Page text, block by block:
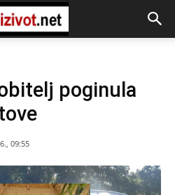
poginula
09:55